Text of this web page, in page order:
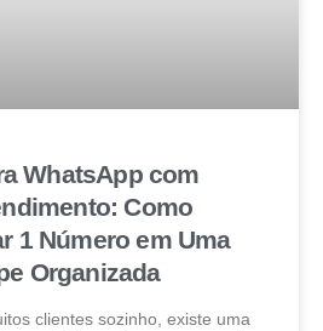
WhatsApp com
Como
1 Número em Uma
Organizada
clientes sozinho, existe uma